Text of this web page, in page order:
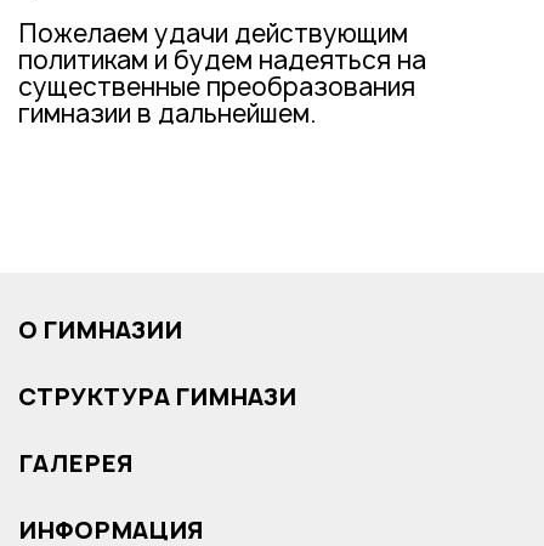
Пожелаем удачи действующим
политикам и будем надеяться на
существенные преобразования
гимназии в дальнейшем.
О ГИМНАЗИИ
СТРУКТУРА ГИМНАЗИ
ГАЛЕРЕЯ
ИНФОРМАЦИЯ